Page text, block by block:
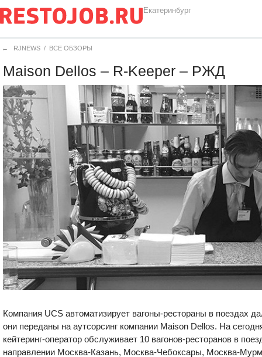
Екатеринбург
← RJNEWS / ВСЕ ОБЗОРЫ
Maison Dellos – R-Keeper – РЖД
Компания UCS автоматизирует вагоны-рестораны в поездах
они переданы на аутсорсинг компании Maison Dellos. На
кейтеринг-оператор обслуживает 10 вагонов-ресторанов в
направлении Москва-Казань, Москва-Чебоксары, Москва-